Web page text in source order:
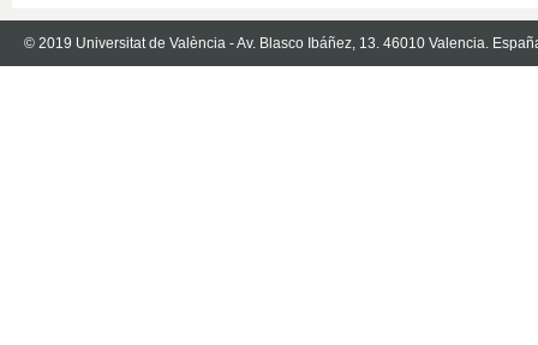
© 2019 Universitat de València - Av. Blasco Ibáñez, 13. 46010 Valencia.